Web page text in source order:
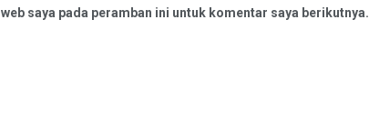
saya pada peramban ini untuk komentar saya berikutnya.